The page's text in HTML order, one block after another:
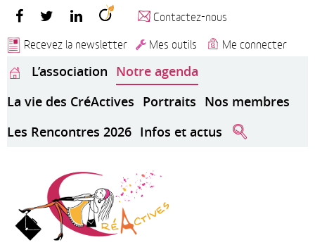
Contactez-nous
Recevez la newsletter
Mes outils Me connecter
L’association Notre agenda
La vie des CréActives Portraits Nos membres
Les Rencontres 2026 Infos et actus